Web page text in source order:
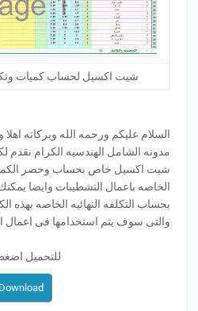
شيت اكسيل لحساب كميات
السلام عليكم ورحمه الله وبركاته
مدونه الشامل الهندسيه الكرام نقدم
شيت اكسيل خاص بحساب وحصر
الخاصه باعمال التشطيبات وايضا
بحساب التكلفه النهائيه الخاصه بهذه
والتى سوف يتم استخدامها فى اعمال
للتحميل